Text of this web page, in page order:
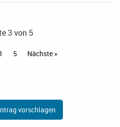
3 von 5
1 5 Nächste »
vorschlagen